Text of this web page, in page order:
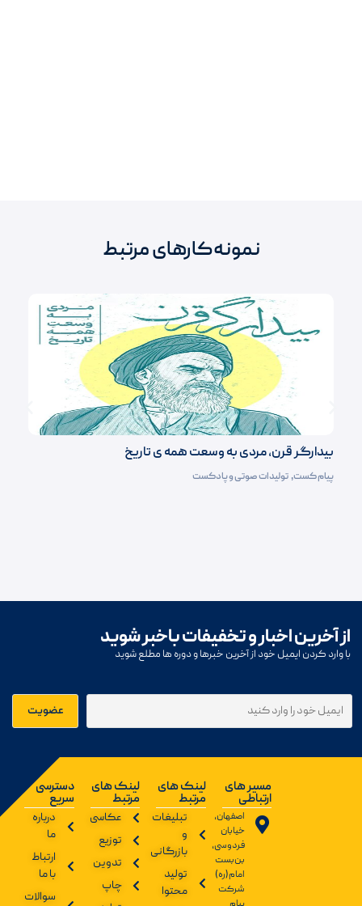
نمونه‌کارهای مرتبط
بیدارگر قرن، مردی به وسعت همه ی تاریخ
پیام کست, تولیدات صوتی و پادکست
از آخرین اخبار و تخفیفات باخبر شوید
با وارد کردن ایمیل خود از آخرین خبرها و دوره ها مطلع شوید
مسیر های
ارتباطی
اصفهان،
خیابان
فردوسی،
بن‌بست
امام(ره)
شرکت
لینک های
مرتبط
تبلیغات
و
بازرگانی
تولید
محتوا
لینک های
مرتبط
عکاسی
توزیع
تدوین
چاپ
دسترسی
سریع
درباره
ما
ارتباط
با ما
سوالات